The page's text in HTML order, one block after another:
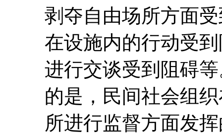
剥夺自由场所方面
在设施内的行动受
进行交谈受到阻碍
的是，民间社会组
所进行监督方面发